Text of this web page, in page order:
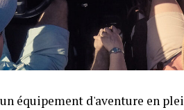
équipement d'aventure en